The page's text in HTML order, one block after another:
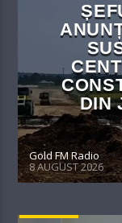
DIN
Gold FM Radio
8 AUGUST 2026